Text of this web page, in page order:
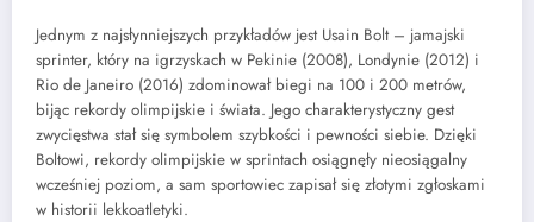
Jednym z najsłynniejszych przykładów jest Usain Bolt – jamajski
sprinter, który na igrzyskach w Pekinie (2008), Londynie (2012) i
Rio de Janeiro (2016) zdominował biegi na 100 i 200 metrów,
bijąc rekordy olimpijskie i świata. Jego charakterystyczny gest
zwycięstwa stał się symbolem szybkości i pewności siebie. Dzięki
Boltowi, rekordy olimpijskie w sprintach osiągnęły nieosiągalny
wcześniej poziom, a sam sportowiec zapisał się złotymi zgłoskami
w historii lekkoatletyki.